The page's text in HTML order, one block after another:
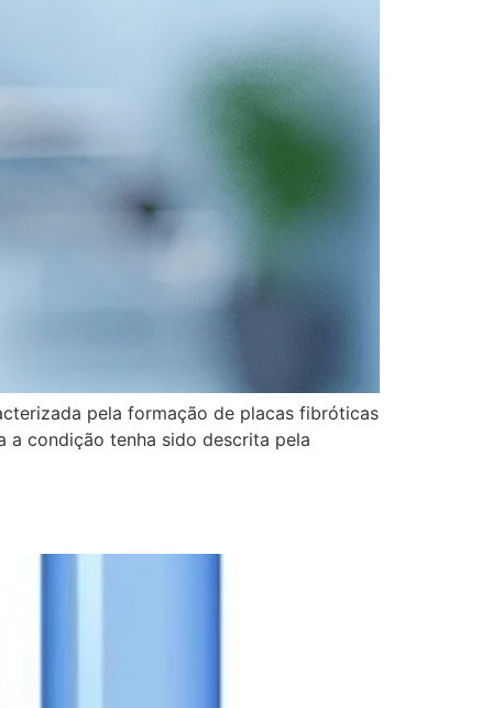
pela formação de placas fibróticas
a condição tenha sido descrita pela